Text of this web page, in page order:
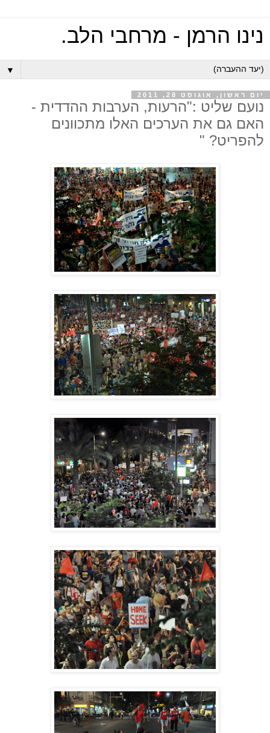
נינו הרמן - מרחבי הלב.
▼
יום ראשון, אוגוסט 28, 2011
נועם שליט :"הרעות, הערבות ההדדית -
האם גם את הערכים האלו מתכוונים
להפריט? "